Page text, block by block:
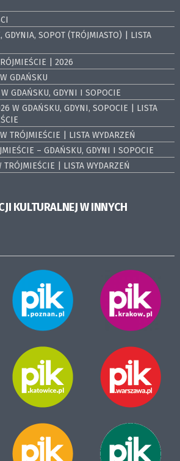
GDYNIA, SOPOT (TRÓJMIASTO) | LISTA
| 2026
GDAŃSKU
GDAŃSKU, GDYNI I SOPOCIE
W GDAŃSKU, GDYNI, SOPOCIE | LISTA
TRÓJMIEŚCIE | LISTA WYDARZEŃ
– GDAŃSKU, GDYNI I SOPOCIE
| LISTA WYDARZEŃ
KULTURALNEJ W INNYCH